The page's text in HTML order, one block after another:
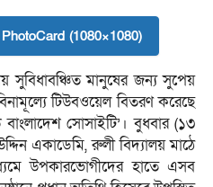
(1080×1080)
সুবিধাবঞ্চিত মানুষের জন্য সুপেয়
টিউবওয়েল বিতরণ করেছে
বাংলাদেশ সোসাইটি’। বুধবার (১৩
একাডেমি, রুলী বিদ্যালয় মাঠে
উপকারভোগীদের হাতে এসব